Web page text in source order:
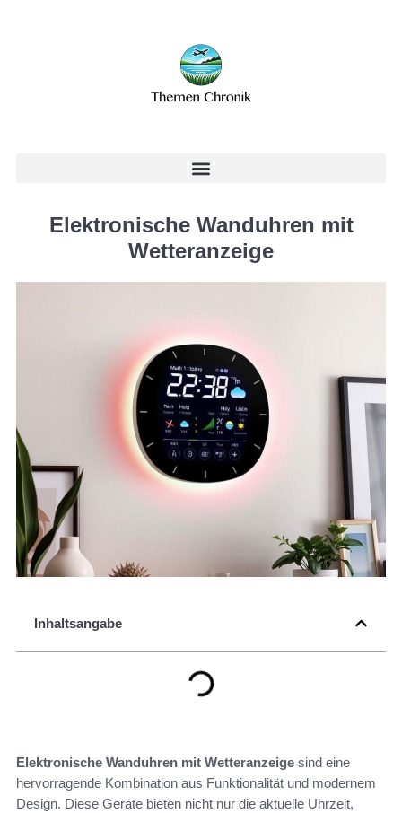
Elektronische Wanduhren mit
Wetteranzeige
Inhaltsangabe
Elektronische Wanduhren mit Wetteranzeige sind eine
hervorragende Kombination aus Funktionalität und modernem
Design. Diese Geräte bieten nicht nur die aktuelle Uhrzeit,